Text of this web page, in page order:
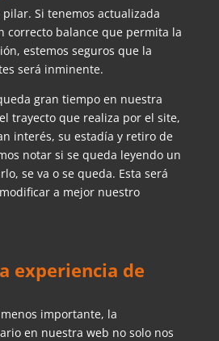
Si tenemos actualizada
correcto balance que permita la
estemos seguros que la
será inminente.
gran tiempo en nuestra
trayecto que realiza por el site,
interés, su estadía y retiro de
notar si se queda leyendo un
se va o se queda. Esta será
a mejor nuestro
experiencia de
importante, la
en nuestra web no solo nos